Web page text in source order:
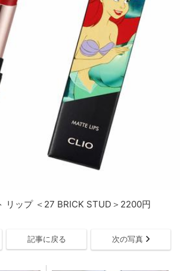
リップ ＜27 BRICK STUD＞2200円
記事に戻る 次の写真